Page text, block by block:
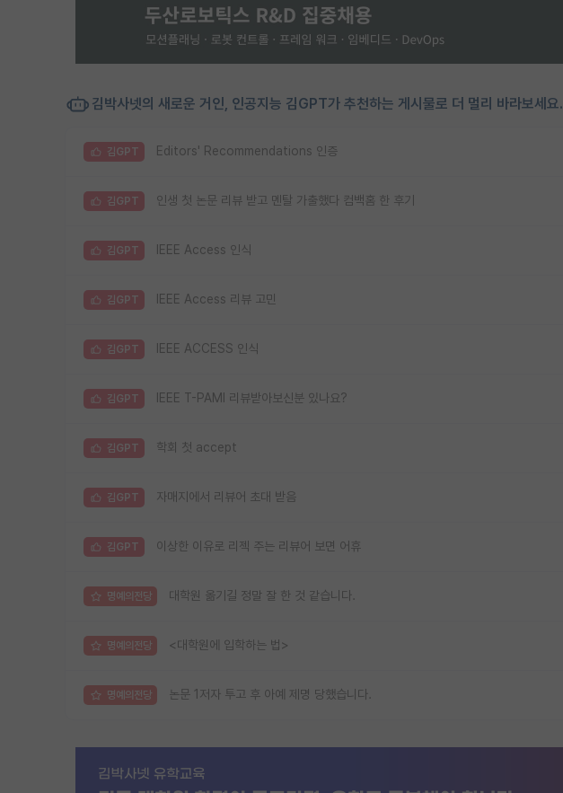
김박사넷의 새로운 거인, 인공지능 김GPT가 추천하는 게시물로 더 멀리 바라보세요.
김GPT Editors' Recommendations 인증
김GPT 인생 첫 논문 리뷰 받고 멘탈 가출했다 컴백홈 한 후기
김GPT IEEE Access 인식
김GPT IEEE Access 리뷰 고민
김GPT IEEE ACCESS 인식
김GPT IEEE T-PAMI 리뷰받아보신분 있나요?
김GPT 학회 첫 accept
김GPT 자매지에서 리뷰어 초대 받음
김GPT 이상한 이유로 리젝 주는 리뷰어 보면 어휴
명예의전당 대학원 옮기길 정말 잘 한 것 같습니다.
명예의전당 <대학원에 입학하는 법>
명예의전당 논문 1저자 투고 후 아예 제명 당했습니다.